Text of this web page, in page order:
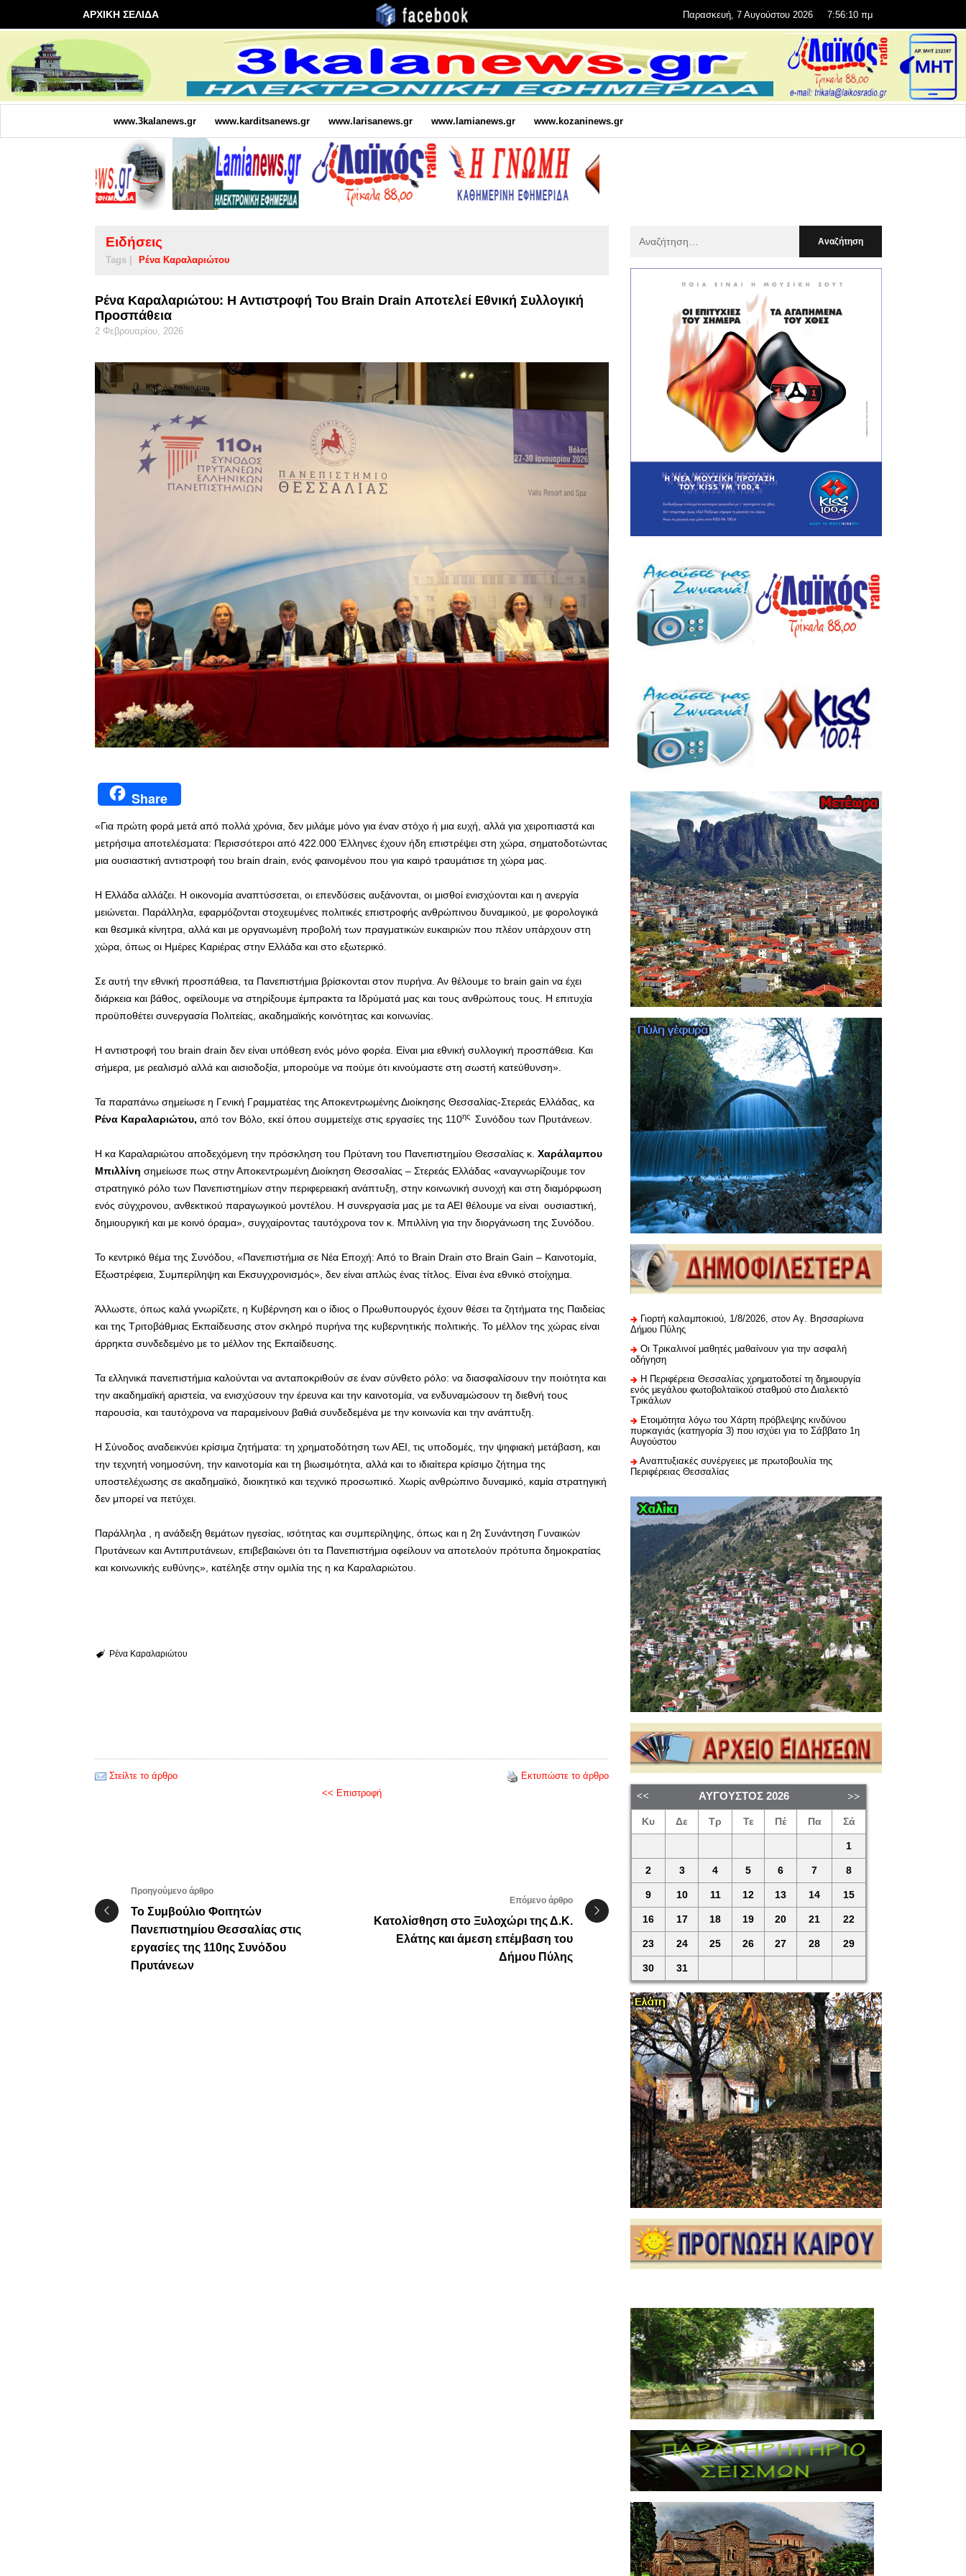
ΑΡΧΙΚΗ ΣΕΛΙΔΑ Παρασκευή, 7 Αυγούστου 2026 7:56:12 πμ
www.3kalanews.gr www.karditsanews.gr www.larisanews.gr www.lamianews.gr www.kozaninews.gr
Ειδήσεις
Tags | Ρένα Καραλαριώτου
Ρένα Καραλαριώτου: Η Αντιστροφή Του Brain Drain Αποτελεί Εθνική Συλλογική
Προσπάθεια
2 Φεβρουαρίου, 2026
Share
«Για πρώτη φορά μετά από πολλά χρόνια, δεν μιλάμε μόνο για έναν στόχο ή μια ευχή, αλλά για χειροπιαστά και
μετρήσιμα αποτελέσματα: Περισσότεροι από 422.000 Έλληνες έχουν ήδη επιστρέψει στη χώρα, σηματοδοτώντας
μια ουσιαστική αντιστροφή του brain drain, ενός φαινομένου που για καιρό τραυμάτισε τη χώρα μας.
Η Ελλάδα αλλάζει. Η οικονομία αναπτύσσεται, οι επενδύσεις αυξάνονται, οι μισθοί ενισχύονται και η ανεργία
μειώνεται. Παράλληλα, εφαρμόζονται στοχευμένες πολιτικές επιστροφής ανθρώπινου δυναμικού, με φορολογικά
και θεσμικά κίνητρα, αλλά και με οργανωμένη προβολή των πραγματικών ευκαιριών που πλέον υπάρχουν στη
χώρα, όπως οι Ημέρες Καριέρας στην Ελλάδα και στο εξωτερικό.
Σε αυτή την εθνική προσπάθεια, τα Πανεπιστήμια βρίσκονται στον πυρήνα. Αν θέλουμε το brain gain να έχει
διάρκεια και βάθος, οφείλουμε να στηρίξουμε έμπρακτα τα Ιδρύματά μας και τους ανθρώπους τους. Η επιτυχία
προϋποθέτει συνεργασία Πολιτείας, ακαδημαϊκής κοινότητας και κοινωνίας.
Η αντιστροφή του brain drain δεν είναι υπόθεση ενός μόνο φορέα. Είναι μια εθνική συλλογική προσπάθεια. Και
σήμερα, με ρεαλισμό αλλά και αισιοδοξία, μπορούμε να πούμε ότι κινούμαστε στη σωστή κατεύθυνση».
Τα παραπάνω σημείωσε η Γενική Γραμματέας της Αποκεντρωμένης Διοίκησης Θεσσαλίας-Στερεάς Ελλάδας, κα
Ρένα Καραλαριώτου, από τον Βόλο, εκεί όπου συμμετείχε στις εργασίες της 110ης Συνόδου των Πρυτάνεων.
Η κα Καραλαριώτου αποδεχόμενη την πρόσκληση του Πρύτανη του Πανεπιστημίου Θεσσαλίας κ. Χαράλαμπου
Μπιλλίνη σημείωσε πως στην Αποκεντρωμένη Διοίκηση Θεσσαλίας – Στερεάς Ελλάδας «αναγνωρίζουμε τον
στρατηγικό ρόλο των Πανεπιστημίων στην περιφερειακή ανάπτυξη, στην κοινωνική συνοχή και στη διαμόρφωση
ενός σύγχρονου, ανθεκτικού παραγωγικού μοντέλου. Η συνεργασία μας με τα ΑΕΙ θέλουμε να είναι ουσιαστική,
δημιουργική και με κοινό όραμα», συγχαίροντας ταυτόχρονα τον κ. Μπιλλίνη για την διοργάνωση της Συνόδου.
Το κεντρικό θέμα της Συνόδου, «Πανεπιστήμια σε Νέα Εποχή: Από το Brain Drain στο Brain Gain – Καινοτομία,
Εξωστρέφεια, Συμπερίληψη και Εκσυγχρονισμός», δεν είναι απλώς ένας τίτλος. Είναι ένα εθνικό στοίχημα.
Άλλωστε, όπως καλά γνωρίζετε, η Κυβέρνηση και ο ίδιος ο Πρωθυπουργός έχουν θέσει τα ζητήματα της Παιδείας
και της Τριτοβάθμιας Εκπαίδευσης στον σκληρό πυρήνα της κυβερνητικής πολιτικής. Το μέλλον της χώρας είναι
άρρηκτα συνδεδεμένο με το μέλλον της Εκπαίδευσης.
Τα ελληνικά πανεπιστήμια καλούνται να ανταποκριθούν σε έναν σύνθετο ρόλο: να διασφαλίσουν την ποιότητα και
την ακαδημαϊκή αριστεία, να ενισχύσουν την έρευνα και την καινοτομία, να ενδυναμώσουν τη διεθνή τους
παρουσία, και ταυτόχρονα να παραμείνουν βαθιά συνδεδεμένα με την κοινωνία και την ανάπτυξη.
Η Σύνοδος αναδεικνύει κρίσιμα ζητήματα: τη χρηματοδότηση των ΑΕΙ, τις υποδομές, την ψηφιακή μετάβαση, και
την τεχνητή νοημοσύνη, την καινοτομία και τη βιωσιμότητα, αλλά και το ιδιαίτερα κρίσιμο ζήτημα της
υποστελέχωσης σε ακαδημαϊκό, διοικητικό και τεχνικό προσωπικό. Χωρίς ανθρώπινο δυναμικό, καμία στρατηγική
δεν μπορεί να πετύχει.
Παράλληλα , η ανάδειξη θεμάτων ηγεσίας, ισότητας και συμπερίληψης, όπως και η 2η Συνάντηση Γυναικών
Πρυτάνεων και Αντιπρυτάνεων, επιβεβαιώνει ότι τα Πανεπιστήμια οφείλουν να αποτελούν πρότυπα δημοκρατίας
και κοινωνικής ευθύνης», κατέληξε στην ομιλία της η κα Καραλαριώτου.
Ρένα Καραλαριώτου
Στείλτε το άρθρο
Εκτυπώστε το άρθρο
<< Επιστροφή
Προηγούμενο άρθρο
Το Συμβούλιο Φοιτητών
Πανεπιστημίου Θεσσαλίας στις
εργασίες της 110ης Συνόδου
Πρυτάνεων
Επόμενο άρθρο
Κατολίσθηση στο Ξυλοχώρι της Δ.Κ.
Ελάτης και άμεση επέμβαση του
Δήμου Πύλης
:
Γιορτή καλαμποκιού, 1/8/2026, στον Αγ. Βησσαρίωνα
Δήμου Πύλης
Οι Τρικαλινοί μαθητές μαθαίνουν για την ασφαλή
οδήγηση
H Περιφέρεια Θεσσαλίας χρηματοδοτεί τη δημιουργία
ενός μεγάλου φωτοβολταϊκού σταθμού στο Διαλεκτό
Τρικάλων
Ετοιμότητα λόγω του Χάρτη πρόβλεψης κινδύνου
πυρκαγιάς (κατηγορία 3) που ισχύει για το Σάββατο 1η
Αυγούστου
Αναπτυξιακές συνέργειες με πρωτοβουλία της
Περιφέρειας Θεσσαλίας
ΑΎΓΟΥΣΤΟΣ 2026
Κυ Δε Τρ Τε Πέ Πα Σά
1
2 3 4 5 6 7 8
9 10 11 12 13 14 15
16 17 18 19 20 21 22
23 24 25 26 27 28 29
30 31